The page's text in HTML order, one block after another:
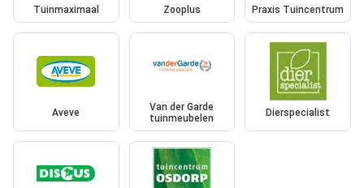
Tuinmaximaal Zooplus Praxis Tuincentrum
Aveve
Van der Garde
tuinmeubelen
Dierspecialist